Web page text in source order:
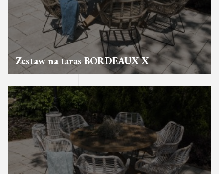
Zestaw na taras BORDEAUX X